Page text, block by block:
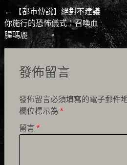
Post
navigation
←
【都市傳說】絕對不建議
你施行的恐怖儀式：召喚血
腥瑪麗
發佈留言
發佈留言必須填寫的電子郵件
欄位標示為 *
留言 *